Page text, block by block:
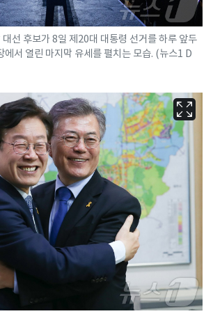
선 후보가 8일 제20대 대통령 선거를 하루 앞두
에서 열린 마지막 유세를 펼치는 모습. (뉴스1 D